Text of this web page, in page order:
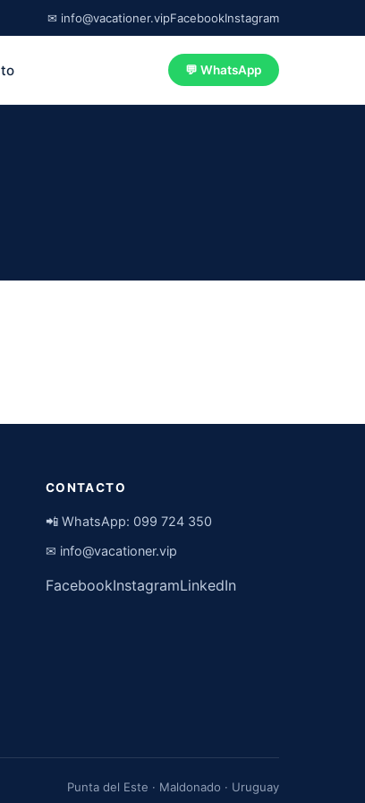
✉ info@vacationer.vipFacebookInstagram
💬 WhatsApp
CONTACTO
📲 WhatsApp: 099 724 350
✉ info@vacationer.vip
FacebookInstagramLinkedIn
Punta del Este · Maldonado · Uruguay